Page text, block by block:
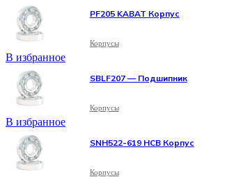
В избранное
PF205 KABAT Корпус
Корпусы
В избранное
SBLF207 — Подшипник
Корпусы
SNH522-619 HCB Корпус
Корпусы